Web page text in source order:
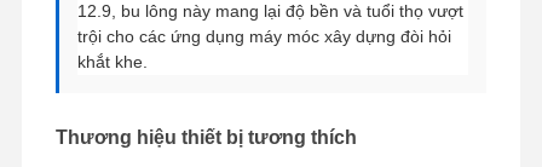
Segment Bolt
Vòng tròn đường ray
12.9, bu lông này mang lại độ bền và tuổi thọ vượt
trội cho các ứng dụng máy móc xây dựng đòi hỏi
khắt khe.
Thương hiệu thiết bị tương thích